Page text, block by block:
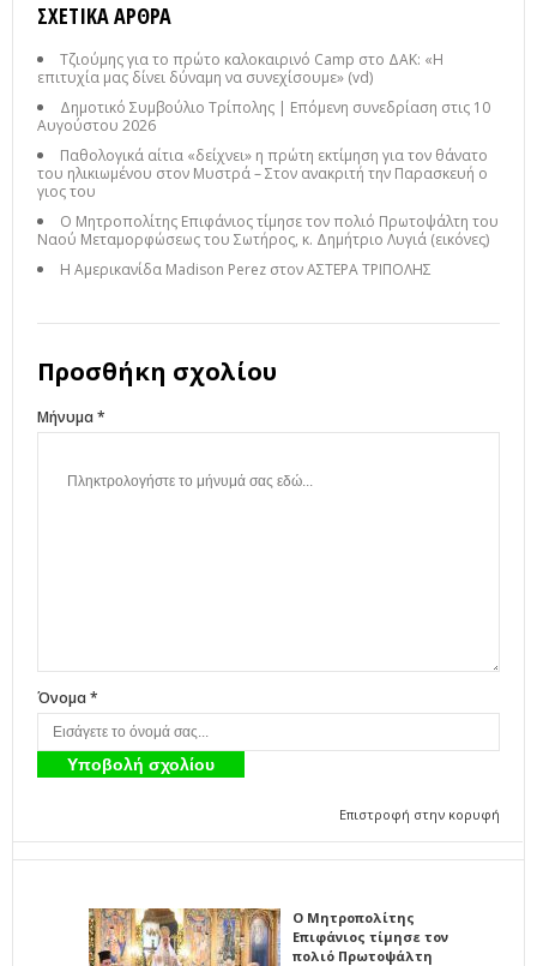
ΣΧΕΤΙΚΆ ΆΡΘΡΑ
Τζιούμης για το πρώτο καλοκαιρινό Camp στο ΔΑΚ: «Η
επιτυχία μας δίνει δύναμη να συνεχίσουμε» (vd)
Δημοτικό Συμβούλιο Τρίπολης | Επόμενη συνεδρίαση στις 10
Αυγούστου 2026
Παθολογικά αίτια «δείχνει» η πρώτη εκτίμηση για τον θάνατο
του ηλικιωμένου στον Μυστρά – Στον ανακριτή την Παρασκευή ο
γιος του
Ο Μητροπολίτης Επιφάνιος τίμησε τον πολιό Πρωτοψάλτη του
Ναού Μεταμορφώσεως του Σωτήρος, κ. Δημήτριο Λυγιά (εικόνες)
Η Αμερικανίδα Madison Perez στον ΑΣΤΕΡΑ ΤΡΙΠΟΛΗΣ
Προσθήκη σχολίου
Μήνυμα *
Όνομα *
Επιστροφή στην κορυφή
Ο Μητροπολίτης
Επιφάνιος τίμησε τον
πολιό Πρωτοψάλτη